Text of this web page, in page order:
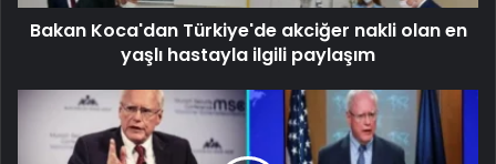
Bakan Koca'dan Türkiye'de akciğer nakli olan en
yaşlı hastayla ilgili paylaşım